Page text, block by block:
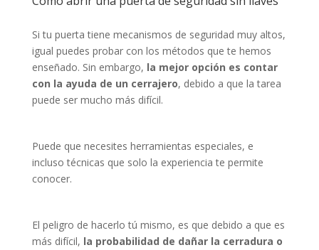
Si tu puerta tiene mecanismos de seguridad muy altos,
igual puedes probar con los métodos que te hemos
enseñado. Sin embargo, la mejor opción es contar
con la ayuda de un cerrajero, debido a que la tarea
puede ser mucho más difícil.
Puede que necesites herramientas especiales, e
incluso técnicas que solo la experiencia te permite
conocer.
El peligro de hacerlo tú mismo, es que debido a que es
más difícil, la probabilidad de dañar la cerradura o